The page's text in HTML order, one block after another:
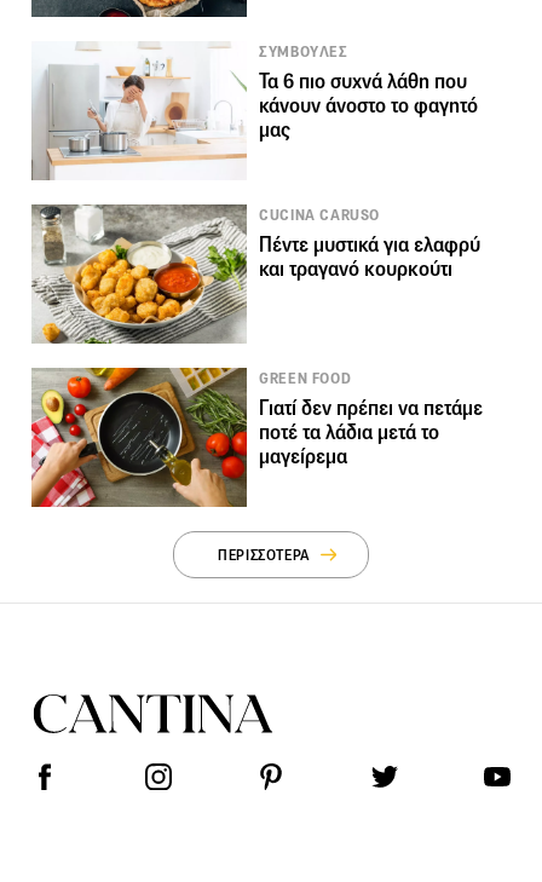
ΣΥΜΒΟΥΛΕΣ
Τα 6 πιο συχνά λάθη που
κάνουν άνοστο το φαγητό
μας
CUCINA CARUSO
Πέντε μυστικά για ελαφρύ
και τραγανό κουρκούτι
GREEN FOOD
Γιατί δεν πρέπει να πετάμε
ποτέ τα λάδια μετά το
μαγείρεμα
ΠΕΡΙΣΣΟΤΕΡΑ